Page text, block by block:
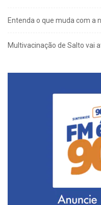
Entenda o que muda com a
Multivacinação de Salto vai